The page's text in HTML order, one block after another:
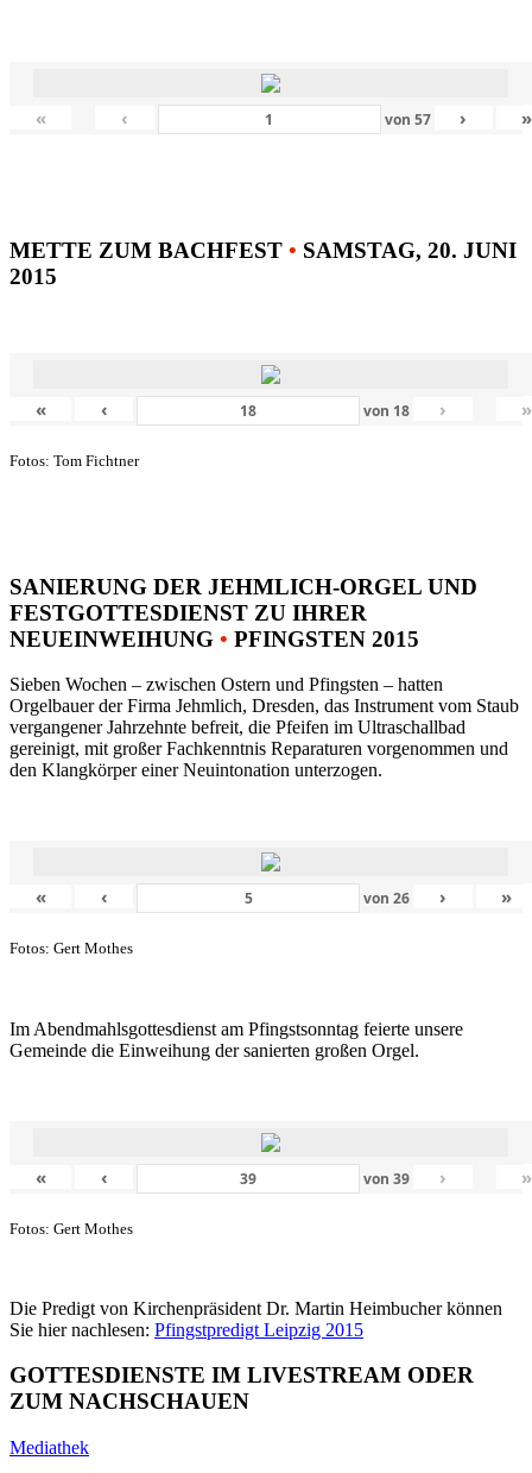
« ‹ von 57 › »
METTE ZUM BACHFEST • SAMSTAG, 20. JUNI
2015
« ‹ von 18 › »
Fotos: Tom Fichtner
SANIERUNG DER JEHMLICH-ORGEL UND
FESTGOTTESDIENST ZU IHRER
NEUEINWEIHUNG • PFINGSTEN 2015
Sieben Wochen – zwischen Ostern und Pfingsten – hatten
Orgelbauer der Firma Jehmlich, Dresden, das Instrument vom Staub
vergangener Jahrzehnte befreit, die Pfeifen im Ultraschallbad
gereinigt, mit großer Fachkenntnis Reparaturen vorgenommen und
den Klangkörper einer Neuintonation unterzogen.
« ‹ von26 › »
Fotos: Gert Mothes
Im Abendmahlsgottesdienst am Pfingstsonntag feierte unsere
Gemeinde die Einweihung der sanierten großen Orgel.
« ‹ von39 › »
Fotos: Gert Mothes
Die Predigt von Kirchenpräsident Dr. Martin Heimbucher können
Sie hier nachlesen: Pfingstpredigt Leipzig 2015
GOTTESDIENSTE IM LIVESTREAM ODER
ZUM NACHSCHAUEN
Mediathek